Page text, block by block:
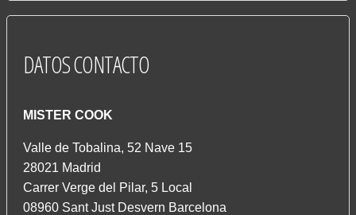
DATOSCONTACTO
MISTER COOK
Valle de Tobalina, 52 Nave 15
28021 Madrid
Carrer Verge del Pilar, 5 Local
08960 Sant Just Desvern Barcelona